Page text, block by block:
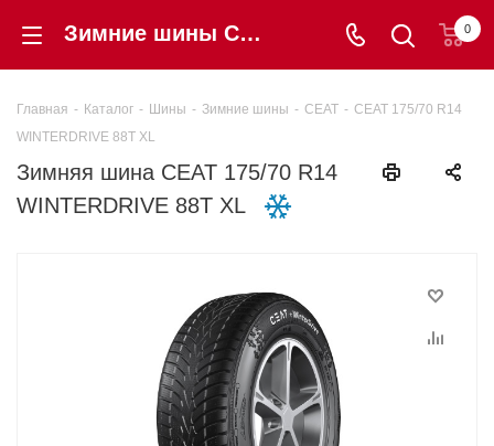
Зимние шины CEAT 175/70 R14 WINTERDRIVE 88T XL купить в интернет-магазине Шинторг 0
Главная - Каталог - Шины - Зимние шины - CEAT - CEAT 175/70 R14
WINTERDRIVE 88T XL
Зимняя шина CEAT 175/70 R14
WINTERDRIVE 88T XL